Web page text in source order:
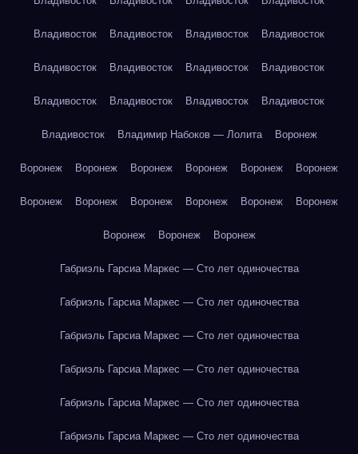
Владивосток Владивосток Владивосток Владивосток
Владивосток Владивосток Владивосток Владивосток
Владивосток Владивосток Владивосток Владивосток
Владивосток Владимир Набоков — Лолита Воронеж
Воронеж Воронеж Воронеж Воронеж Воронеж Воронеж
Воронеж Воронеж Воронеж Воронеж Воронеж Воронеж
Воронеж Воронеж Воронеж
Габриэль Гарсиа Маркес — Сто лет одиночества
Габриэль Гарсиа Маркес — Сто лет одиночества
Габриэль Гарсиа Маркес — Сто лет одиночества
Габриэль Гарсиа Маркес — Сто лет одиночества
Габриэль Гарсиа Маркес — Сто лет одиночества
Габриэль Гарсиа Маркес — Сто лет одиночества